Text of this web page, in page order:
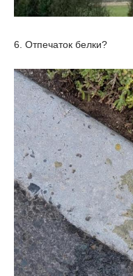
6. Отпечаток белки?